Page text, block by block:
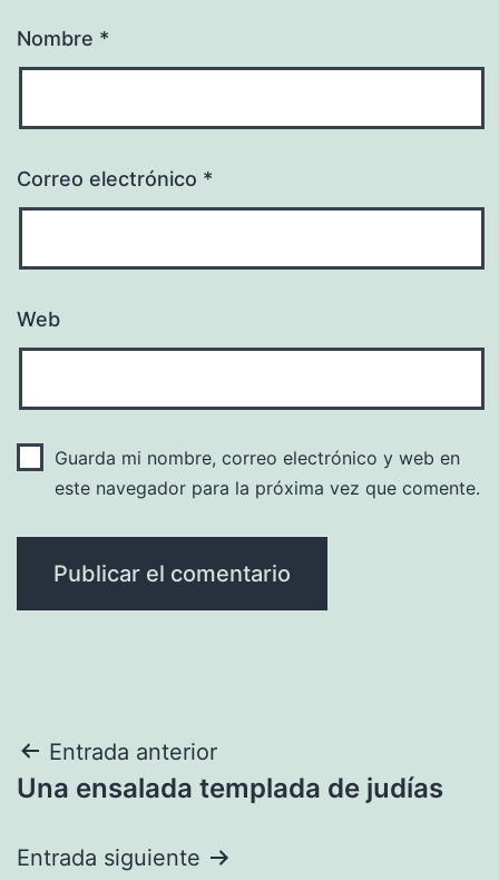
Nombre *
Correo electrónico *
Web
Guarda mi nombre, correo electrónico y web en
este navegador para la próxima vez que comente.
Navegación
de
entradas
Entrada anterior
Una ensalada templada de judías
Entrada siguiente